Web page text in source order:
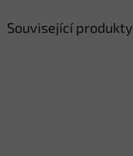
Související produkty